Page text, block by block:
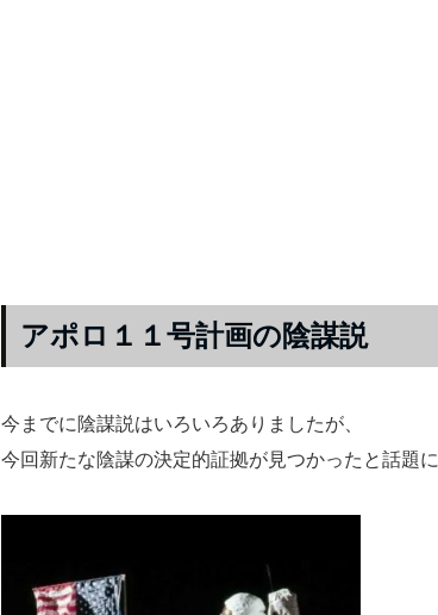
アポロ１１号計画の陰謀説
今までに陰謀説はいろいろありましたが、
今回新たな陰謀の決定的証拠が見つかったと話題に